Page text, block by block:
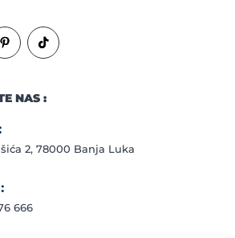
NAS :
2, 78000 Banja Luka
666